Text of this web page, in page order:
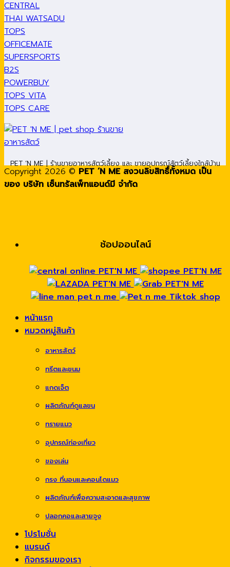
CENTRAL
THAI WATSADU
TOPS
OFFICEMATE
SUPERSPORTS
B2S
POWERBUY
TOPS VITA
TOPS CARE
PET ’N ME | ร้านขายอาหารสัตว์เลี้ยง และ ขายอุปกรณ์สัตว์เลี้ยงใกล้บ้าน
Copyright 2026 © PET ’N ME สงวนลิขสิทธิ์ทั้งหมด เป็น
ของ บริษัท เซ็นทรัลเพ็ทแอนด์มี จำกัด
ช้อปออนไลน์
หน้าแรก
หมวดหมู่สินค้า
อาหารสัตว์
ทรีตและขนม
แกดเจ็ต
ผลิตภัณฑ์ดูแลขน
ทรายแมว
อุปกรณ์ท่องเที่ยว
ของเล่น
กรง ที่นอนและคอนโดแมว
ผลิตภัณฑ์เพื่อความสะอาดและสุขภาพ
ปลอกคอและสายจูง
โปรโมชั่น
แบรนด์
กิจกรรมของเรา